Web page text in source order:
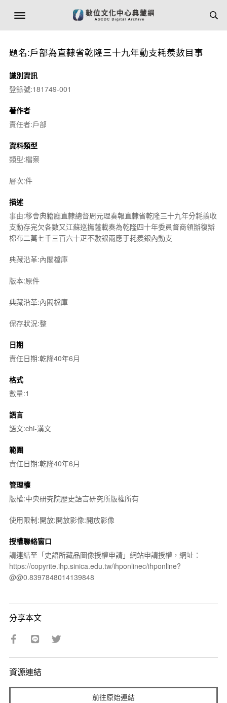
題名:戶部為直隸省乾隆三十九年動支耗羨數目事
識別資訊
登錄號:181749-001
著作者
責任者:戶部
資料類型
類型:檔案
層次:件
描述
事由:移會典籍廳直隸總督周元理奏報直隸省乾隆三十九年分耗羨收
支動存完欠各數又江蘇巡撫薩載奏為乾隆四十年委員督商領辦復辦
棉布二萬七千三百六十疋不敷銀兩應于耗羨銀內動支
典藏沿革:內閣檔庫
版本:原件
典藏沿革:內閣檔庫
保存狀況:整
日期
責任日期:乾隆40年6月
格式
數量:1
語言
語文:chi-漢文
範圍
責任日期:乾隆40年6月
管理權
版權:中央研究院歷史語言研究所版權所有
使用限制:開放:開放影像:開放影像
授權聯絡窗口
請連結至「史語所藏品圖像授權申請」網站申請授權，網址：
https://copyrite.ihp.sinica.edu.tw/ihponlinec/ihponline?
@@0.8397848014139848
分享本文
資源連結
前往原始連結